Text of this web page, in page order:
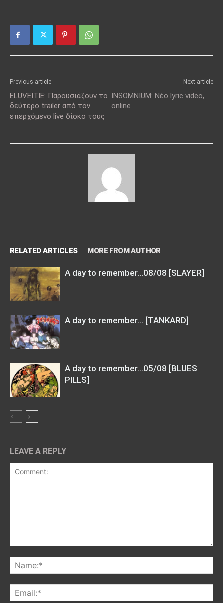
Previous article
ELUVEITIE: Παρουσιάζουν το
δεύτερο trailer από τον
επερχόμενο live δίσκο τους
Next article
INSOMNIUM: Νέο lyric video,
online
RELATED ARTICLES MORE FROM AUTHOR
A day to remember…08/08 [SLAYER]
A day to remember… [TANKARD]
A day to remember…05/08 [BLUES
PILLS]
LEAVE A REPLY